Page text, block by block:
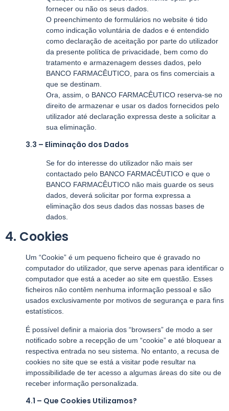
fornecer ou não os seus dados.
O preenchimento de formulários no website é tido
como indicação voluntária de dados e é entendido
como declaração de aceitação por parte do utilizador
da presente política de privacidade, bem como do
tratamento e armazenagem desses dados, pelo
BANCO FARMACÊUTICO, para os fins comerciais a
que se destinam.
Ora, assim, o BANCO FARMACÊUTICO reserva-se no
direito de armazenar e usar os dados fornecidos pelo
utilizador até declaração expressa deste a solicitar a
sua eliminação.
3.3 – Eliminação dos Dados
Se for do interesse do utilizador não mais ser
contactado pelo BANCO FARMACÊUTICO e que o
BANCO FARMACÊUTICO não mais guarde os seus
dados, deverá solicitar por forma expressa a
eliminação dos seus dados das nossas bases de
dados.
4. Cookies
Um “Cookie” é um pequeno ficheiro que é gravado no
computador do utilizador, que serve apenas para identificar o
computador que está a aceder ao site em questão. Esses
ficheiros não contêm nenhuma informação pessoal e são
usados exclusivamente por motivos de segurança e para fins
estatísticos.
É possível definir a maioria dos “browsers” de modo a ser
notificado sobre a recepção de um “cookie” e até bloquear a
respectiva entrada no seu sistema. No entanto, a recusa de
cookies no site que se está a visitar pode resultar na
impossibilidade de ter acesso a algumas áreas do site ou de
receber informação personalizada.
4.1 – Que Cookies Utilizamos?